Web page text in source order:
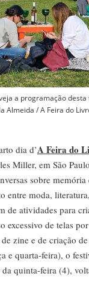
a programação
Almeida / A Feira do
dia d’A Feira do
Miller, em São
sobre memória
entre moda,
de atividades para
excessivo de telas
zine e de criação
e quarta-feira), o
quinta-feira (4),